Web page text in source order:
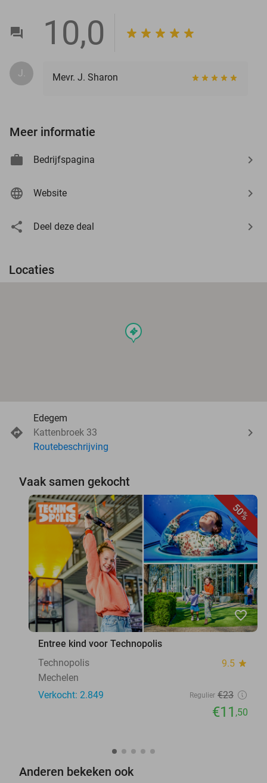
10,0
J. Mevr. J. Sharon
Meer informatie
Bedrijfspagina
Website
Deel deze deal
Locaties
events
Edegem
Kattenbroek 33
Routebeschrijving
Vaak samen gekocht
50%
favorite_border
Entree kind voor Technopolis
Technopolis
9.5 star
Mechelen
Verkocht: 2.849
Regulier €23
€11 ,50
Anderen bekeken ook